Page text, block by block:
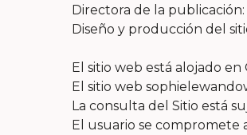
Directora de la
Diseño y producción del
El sitio web está alojado
El sitio web
La consulta del Sitio está
El usuario se compromete